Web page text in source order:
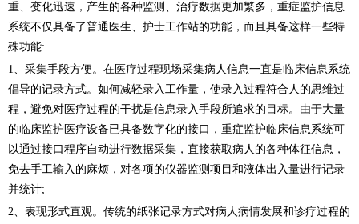
重、变化迅速，产生的各种监测、治疗数据更加繁多，重症监护信息
系统不仅具备了普通医生、护士工作站的功能，而且具备这样一些特
殊功能:
1、采集手段方便。在医疗过程现场采集病人信息一直是临床信息系统
倡导的记录方式。如何减轻录入工作量，使录入过程符合人的思维过
程，避免对医疗过程的干扰是信息录入手段所追求的目标。由于大量
的临床监护医疗设备已具备数字化的接口，重症监护临床信息系统可
以通过接口程序自动进行数据采集，直接获取病人的各种体征信息，
免去手工输入的麻烦，对各项的仪器监测项目和液体出入量进行记录
并统计;
2、表现形式直观。传统的纸张记录方式对病人病情发展和诊疗过程的